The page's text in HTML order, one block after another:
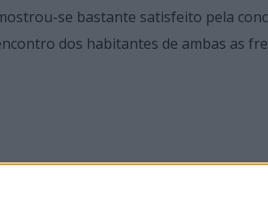
se bastante satisfeito pela
dos habitantes de ambas as